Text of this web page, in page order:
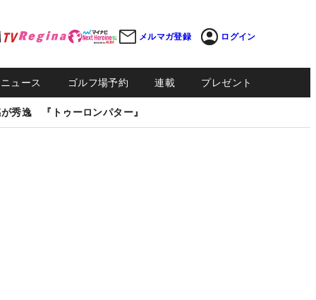
メルマガ登録 ログイン
ュース ゴルフ場予約 連載 プレゼント
秀逸 『トゥーロンパター』